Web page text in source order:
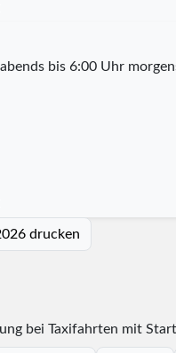
bis 6:00 Uhr
drucken
bei Taxifahrten mit